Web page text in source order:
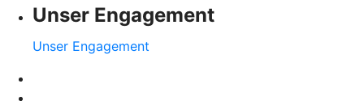
Unser Engagement
Unser Engagement